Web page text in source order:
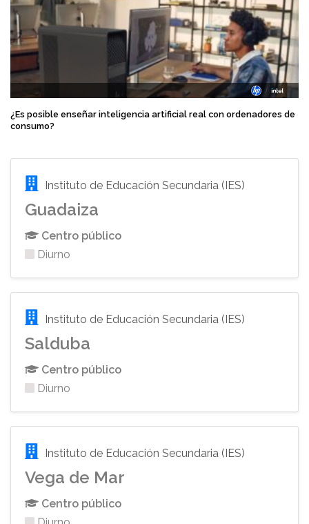
¿Es posible enseñar inteligencia artificial real con ordenadores de
consumo?
Instituto de Educación Secundaria (IES)
Guadaiza
Centro público
Diurno
Instituto de Educación Secundaria (IES)
Salduba
Centro público
Diurno
Instituto de Educación Secundaria (IES)
Vega de Mar
Centro público